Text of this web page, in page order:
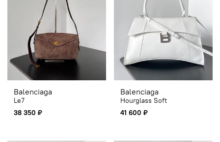
Balenciaga
Le7
38 350 ₽
Balenciaga
Hourglass Soft
41 600 ₽